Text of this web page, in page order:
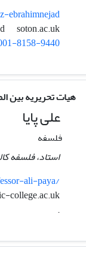
ebrahimnejad
soton.ac.uk
8158-9440
هیات تحریریه بین
علی پایا
فلسفه
استاد، فلسفه
ali-paya/
college.ac.uk
.